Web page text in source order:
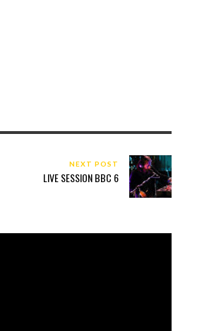
NEXT POST
LIVE SESSION BBC 6